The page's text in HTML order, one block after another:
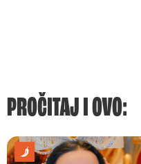
PROČITAJ I OVO: